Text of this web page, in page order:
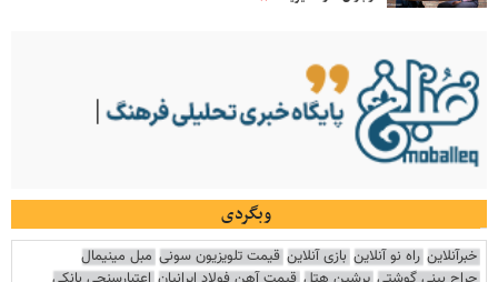
وبگردی
خبرآنلاین راه نو آنلاین بازی آنلاین قیمت تلویزیون سونی مبل مینیمال